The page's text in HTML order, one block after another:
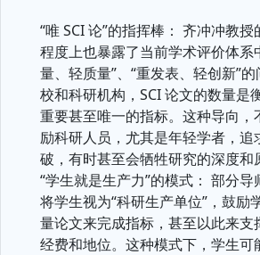
“唯 SCI 论”的指挥棒： 齐冲冲教
程度上也暴露了当前学术评价体系
量、轻质量”、“重发表、轻创新”
校和科研机构，SCI 论文的数量是
重要甚至唯一的指标。这种导向，
励科研人员，尤其是年轻学者，追
破，有时甚至会牺牲研究的深度和
“学生就是生产力”的模式： 部分
将学生视为“科研生产单位”，鼓励
量论文来完成指标，甚至以此来支
经费和地位。这种模式下，学生可